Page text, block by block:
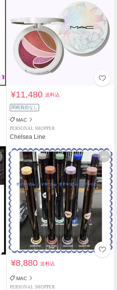
¥11,480送料込
関税負担なし
MAC
PERSONAL SHOPPER
Chelsea Line
¥8,880送料込
MAC
PERSONAL SHOPPER